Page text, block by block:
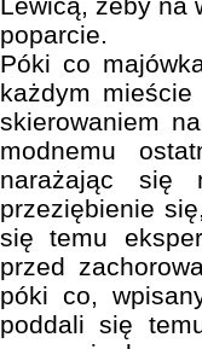
poparcie.
Póki co
każdym
skierowaniem
modnemu
narażając się
przeziębienie
się temu
przed
póki co,
poddali się